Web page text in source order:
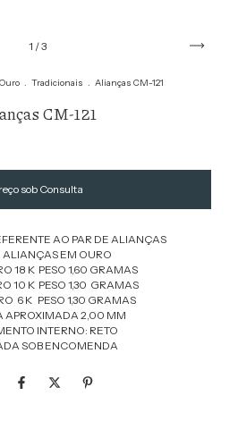
1 /3
. Tradicionais . Alianças CM-121
CM-121
AO PAR DE ALIANÇAS
ALIANÇAS EM OURO
18 K PESO 1,60 GRAMAS
10 K PESO 1,30 GRAMAS
6 K PESO 1,30 GRAMAS
APROXIMADA 2,00 MM
INTERNO: RETO
SOB ENCOMENDA